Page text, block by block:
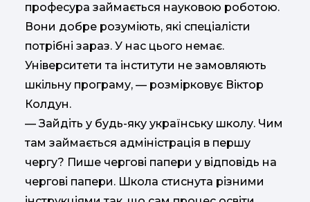
професура займається науковою роботою.
Вони добре розуміють, які спеціалісти
потрібні зараз. У нас цього немає.
Університети та інститути не замовляють
шкільну програму, — розмірковує Віктор
Колдун.
— Зайдіть у будь-яку українську школу. Чим
там займається адміністрація в першу
чергу? Пише чергові папери у відповідь на
чергові папери. Школа стиснута різними